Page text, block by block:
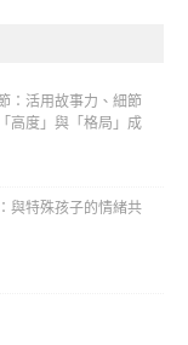
：活用故事力、細節
高度」與「格局」成
與特殊孩子的情緒共